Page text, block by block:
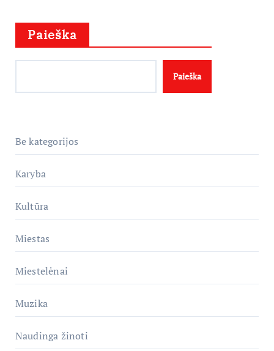
Paieška
Paieška
Be kategorijos
Karyba
Kultūra
Miestas
Miestelėnai
Muzika
Naudinga žinoti